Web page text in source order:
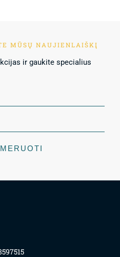
MŪSŲ NAUJIENLAIŠKĮ
ir gaukite specialius